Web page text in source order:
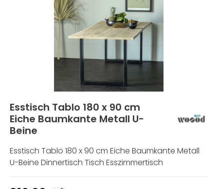
Esstisch Tablo 180 x 90 cm
Eiche Baumkante Metall U-
Beine
Esstisch Tablo 180 x 90 cm Eiche Baumkante Metall
U-Beine Dinnertisch Tisch Esszimmertisch